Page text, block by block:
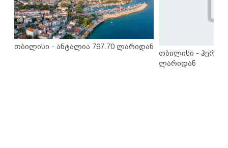
თბილისი - ანტალია 797.70 ლარიდან
თბილისი -
ლარიდან